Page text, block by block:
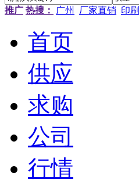
推广 热搜： 广州 厂家直销 印刷
首页
供应
求购
公司
行情